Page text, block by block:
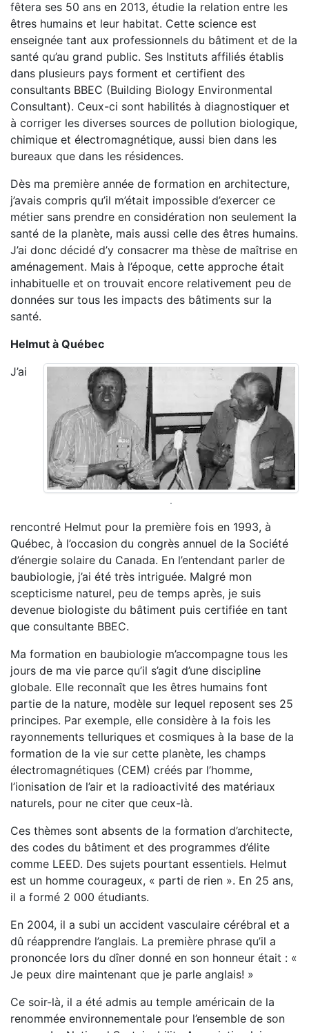
fêtera ses 50 ans en 2013, étudie la relation entre les
êtres humains et leur habitat. Cette science est
enseignée tant aux professionnels du bâtiment et de la
santé qu’au grand public. Ses Instituts affiliés établis
dans plusieurs pays forment et certifient des
consultants BBEC (Building Biology Environmental
Consultant). Ceux-ci sont habilités à diagnostiquer et
à corriger les diverses sources de pollution biologique,
chimique et électromagnétique, aussi bien dans les
bureaux que dans les résidences.
Dès ma première année de formation en architecture,
j’avais compris qu’il m’était impossible d’exercer ce
métier sans prendre en considération non seulement la
santé de la planète, mais aussi celle des êtres humains.
J’ai donc décidé d’y consacrer ma thèse de maîtrise en
aménagement. Mais à l’époque, cette approche était
inhabituelle et on trouvait encore relativement peu de
données sur tous les impacts des bâtiments sur la
santé.
Helmut à Québec
.
J’ai
rencontré Helmut pour la première fois en 1993, à
Québec, à l’occasion du congrès annuel de la Société
d’énergie solaire du Canada. En l’entendant parler de
baubiologie, j’ai été très intriguée. Malgré mon
scepticisme naturel, peu de temps après, je suis
devenue biologiste du bâtiment puis certifiée en tant
que consultante BBEC.
Ma formation en baubiologie m’accompagne tous les
jours de ma vie parce qu’il s’agit d’une discipline
globale. Elle reconnaît que les êtres humains font
partie de la nature, modèle sur lequel reposent ses 25
principes. Par exemple, elle considère à la fois les
rayonnements telluriques et cosmiques à la base de la
formation de la vie sur cette planète, les champs
électromagnétiques (CEM) créés par l’homme,
l’ionisation de l’air et la radioactivité des matériaux
naturels, pour ne citer que ceux-là.
Ces thèmes sont absents de la formation d’architecte,
des codes du bâtiment et des programmes d’élite
comme LEED. Des sujets pourtant essentiels. Helmut
est un homme courageux, « parti de rien ». En 25 ans,
il a formé 2 000 étudiants.
En 2004, il a subi un accident vasculaire cérébral et a
dû réapprendre l’anglais. La première phrase qu’il a
prononcée lors du dîner donné en son honneur était : «
Je peux dire maintenant que je parle anglais! »
Ce soir-là, il a été admis au temple américain de la
renommée environnementale pour l’ensemble de son